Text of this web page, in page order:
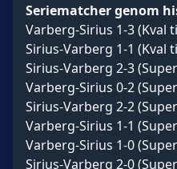
Seriematcher genom
Varberg-Sirius 1-3 (Kval
Sirius-Varberg 1-1 (Kval
Sirius-Varberg 2-3
Varberg-Sirius 0-2
Sirius-Varberg 2-2
Varberg-Sirius 1-1
Varberg-Sirius 1-0
Sirius-Varberg 2-0